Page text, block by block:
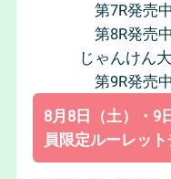
第7R発売中（
第8R発売中（
じゃんけん大
第9R発売中（
8月8日（土）・9
員限定ルーレット